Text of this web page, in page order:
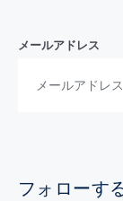
メールアドレス
フォローす